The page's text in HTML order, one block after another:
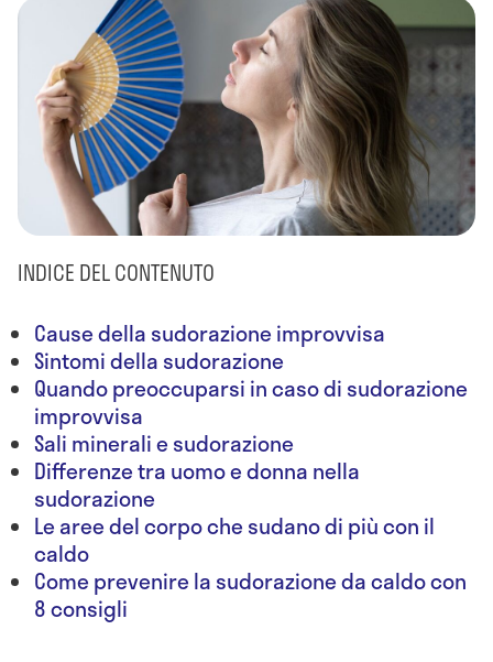
INDICE DEL CONTENUTO
Cause della sudorazione improvvisa
Sintomi della sudorazione
Quando preoccuparsi in caso di sudorazione
improvvisa
Sali minerali e sudorazione
Differenze tra uomo e donna nella
sudorazione
Le aree del corpo che sudano di più con il
caldo
Come prevenire la sudorazione da caldo con
8 consigli